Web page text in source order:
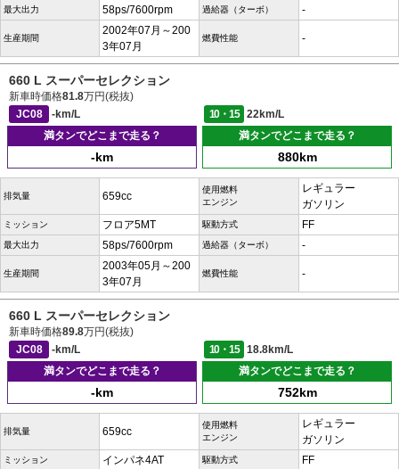
最大出力 58ps/7600rpm 過給器（ターボ） -
生産期間
2002年07月～200
3年07月
燃費性能 -
660 L スーパーセレクション
新車時価格81.8万円(税抜)
JC08
-km/L 10・15
22km/L
満タンでどこまで走る？
-km
満タンでどこまで走る？
880km
排気量 659cc
使用燃料
エンジン
レギュラー
ガソリン
ミッション フロア5MT 駆動方式 FF
最大出力 58ps/7600rpm 過給器（ターボ） -
生産期間
2003年05月～200
3年07月
燃費性能 -
660 L スーパーセレクション
新車時価格89.8万円(税抜)
JC08
-km/L 10・15
18.8km/L
満タンでどこまで走る？
-km
満タンでどこまで走る？
752km
排気量 659cc
使用燃料
エンジン
レギュラー
ガソリン
ミッション インパネ4AT 駆動方式 FF